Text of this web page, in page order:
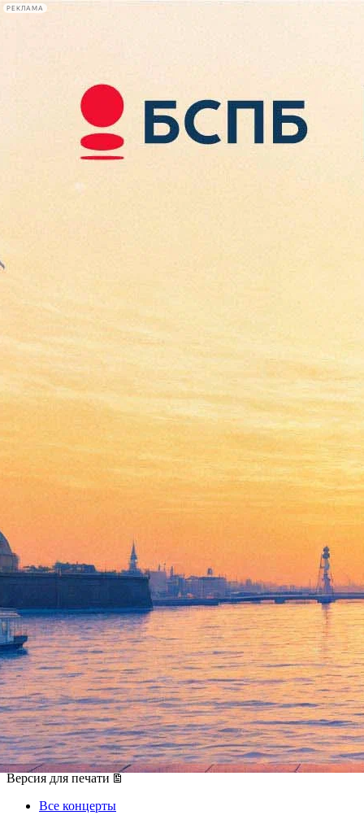
РЕКЛАМА
Сегодня:
2026.08.08
01:24
Афиша Plus
Макс Покровский и группа
«Ногу свело!» сыграют
концерт в прямом эфире
27 апреля 2020, понедельник,19.00
Версия для печати
Все концерты